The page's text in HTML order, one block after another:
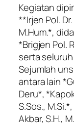
Kegiatan
**Irjen Pol.
M.Hum.*,
*Brigjen Pol.
serta
Sejumlah
antara lain
Deru*,
S.Sos.,
Akbar, S.H.,